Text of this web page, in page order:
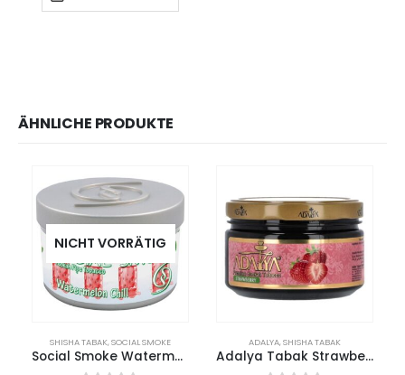
ÄHNLICHE PRODUKTE
NICHT VORRÄTIG
SHISHA TABAK,SOCIAL SMOKE
Social Smoke Watermelon Chill 250g
ADALYA,SHISHA TABAK
Adalya Tabak Strawberry 200g